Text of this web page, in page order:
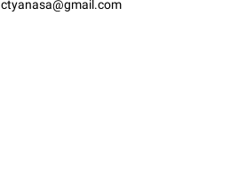
ctyanasa@gmail.com